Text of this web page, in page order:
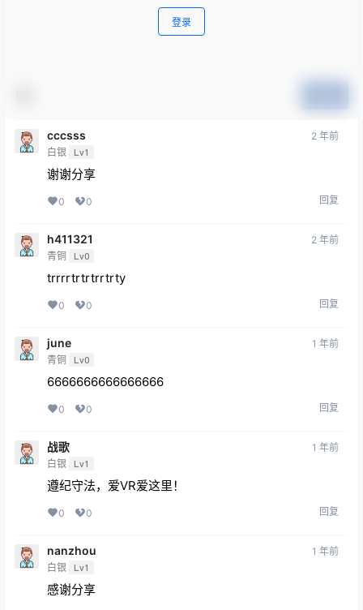
登录
cccsss
白银 Lv1
2 年前
谢谢分享
0 0 回复
h411321
青铜 Lv0
2 年前
trrrrtrtrtrrtrty
0 0 回复
june
青铜 Lv0
1 年前
6666666666666666
0 0 回复
战歌
白银 Lv1
1 年前
遵纪守法，爱VR爱这里！
0 0 回复
nanzhou
白银 Lv1
1 年前
感谢分享